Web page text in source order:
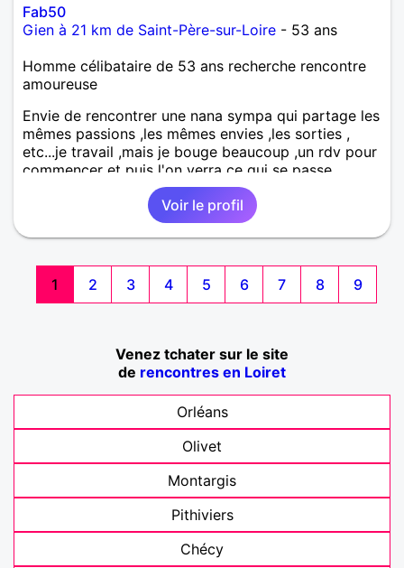
Fab50
Gien à 21 km de Saint-Père-sur-Loire - 53 ans
Homme célibataire de 53 ans recherche rencontre
amoureuse
Envie de rencontrer une nana sympa qui partage les
mêmes passions ,les mêmes envies ,les sorties ,
etc...je travail ,mais je bouge beaucoup ,un rdv pour
commencer et puis l'on verra ce qui se passe
Voir le profil
1 2 3 4 5 6 7 8 9
Venez tchater sur le site
de rencontres en Loiret
Orléans
Olivet
Montargis
Pithiviers
Chécy